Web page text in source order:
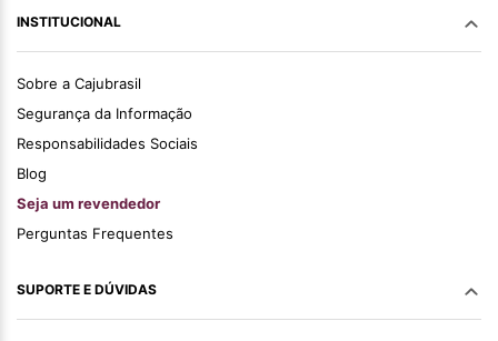
INSTITUCIONAL
Sobre a Cajubrasil
Segurança da Informação
Responsabilidades Sociais
Blog
Seja um revendedor
Perguntas Frequentes
SUPORTE E DÚVIDAS